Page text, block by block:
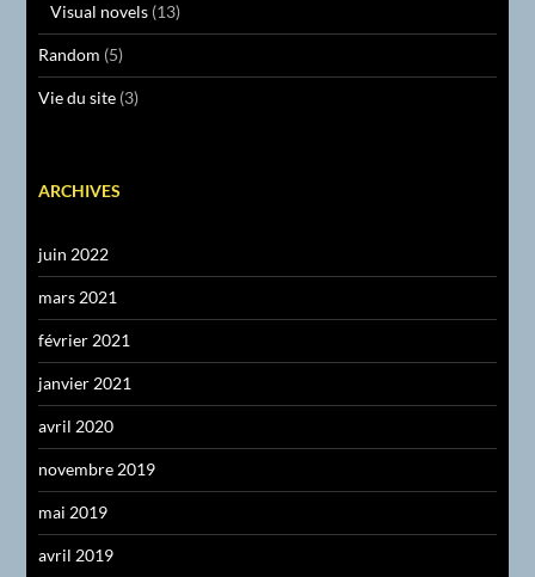
Visual novels (13)
Random (5)
Vie du site (3)
ARCHIVES
juin 2022
mars 2021
février 2021
janvier 2021
avril 2020
novembre 2019
mai 2019
avril 2019